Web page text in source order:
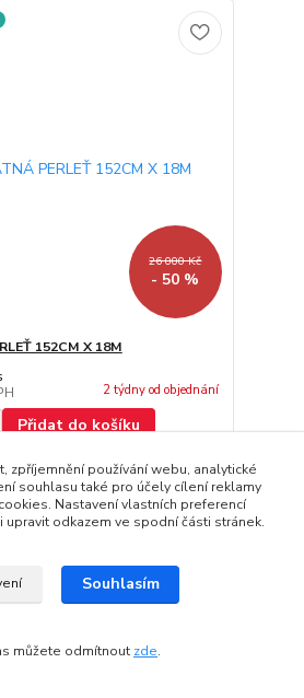
26 000 Kč
- 50 %
152CM X 18M
2 týdny od objednání
Přidat do košíku
strana z 1
zpříjemnění používání webu, analytické
souhlasu také pro účely cílení reklamy
Nastavení vlastních preferencí
odkazem ve spodní části stránek.
Souhlasím
můžete odmítnout zde.